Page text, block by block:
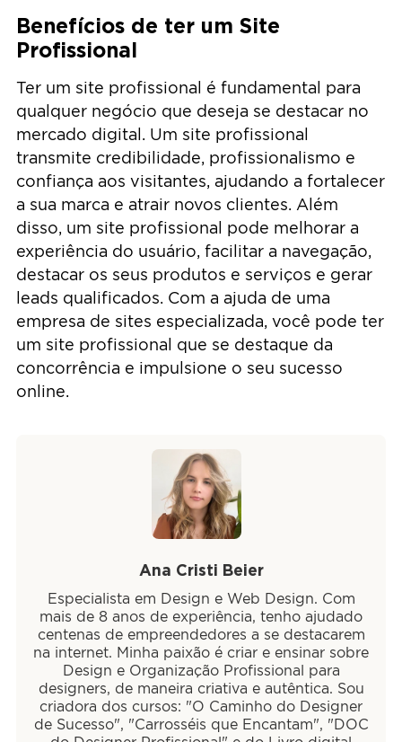
Benefícios de ter um Site
Profissional
Ter um site profissional é fundamental para
qualquer negócio que deseja se destacar no
mercado digital. Um site profissional
transmite credibilidade, profissionalismo e
confiança aos visitantes, ajudando a fortalecer
a sua marca e atrair novos clientes. Além
disso, um site profissional pode melhorar a
experiência do usuário, facilitar a navegação,
destacar os seus produtos e serviços e gerar
leads qualificados. Com a ajuda de uma
empresa de sites especializada, você pode ter
um site profissional que se destaque da
concorrência e impulsione o seu sucesso
online.
Ana Cristi Beier
Especialista em Design e Web Design. Com
mais de 8 anos de experiência, tenho ajudado
centenas de empreendedores a se destacarem
na internet. Minha paixão é criar e ensinar sobre
Design e Organização Profissional para
designers, de maneira criativa e autêntica. Sou
criadora dos cursos: "O Caminho do Designer
de Sucesso", "Carrosséis que Encantam", "DOC